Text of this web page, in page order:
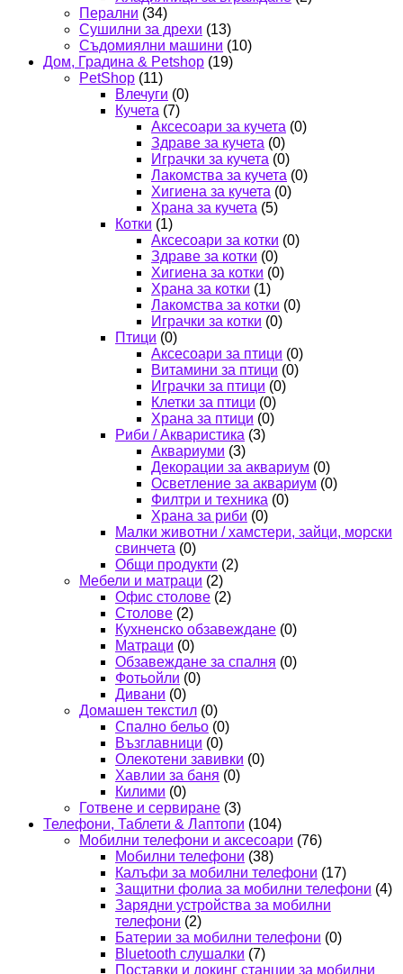
Перални (34)
Сушилни за дрехи (13)
Съдомиялни машини (10)
Дом, Градина & Petshop (19)
PetShop (11)
Влечуги (0)
Кучета (7)
Аксесоари за кучета (0)
Здраве за кучета (0)
Играчки за кучета (0)
Лакомства за кучета (0)
Хигиена за кучета (0)
Храна за кучета (5)
Котки (1)
Аксесоари за котки (0)
Здраве за котки (0)
Хигиена за котки (0)
Храна за котки (1)
Лакомства за котки (0)
Играчки за котки (0)
Птици (0)
Аксесоари за птици (0)
Витамини за птици (0)
Играчки за птици (0)
Клетки за птици (0)
Храна за птици (0)
Риби / Акваристика (3)
Аквариуми (3)
Декорации за аквариум (0)
Осветление за аквариум (0)
Филтри и техника (0)
Храна за риби (0)
Малки животни / хамстери, зайци, морски
свинчета (0)
Общи продукти (2)
Мебели и матраци (2)
Офис столове (2)
Столове (2)
Кухненско обзавеждане (0)
Матраци (0)
Обзавеждане за спалня (0)
Фотьойли (0)
Дивани (0)
Домашен текстил (0)
Спално бельо (0)
Възглавници (0)
Олекотени завивки (0)
Хавлии за баня (0)
Килими (0)
Готвене и сервиране (3)
Телефони, Таблети & Лаптопи (104)
Мобилни телефони и аксесоари (76)
Мобилни телефони (38)
Калъфи за мобилни телефони (17)
Защитни фолиа за мобилни телефони (4)
Зарядни устройства за мобилни
телефони (2)
Батерии за мобилни телефони (0)
Bluetooth слушалки (7)
Поставки и докинг станции за мобилни